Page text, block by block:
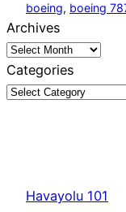
boeing, boeing
Archives
Categories
Havayolu 101